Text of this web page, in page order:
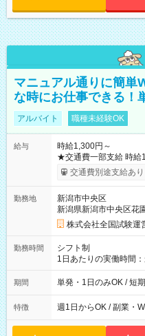
マニュアル通りに簡単
な時にお仕事できる！
アルバイト 職種未経験OK
給与
時給1,300円～
★交通費一部支給 時給1,300円～ ※試験・役割により手当あり
※勤務回数により昇給
り！】 希望される場
例】 ・河合塾模擬試験
×8時間＝日収10,400円
円の場合あり ・国家
円（役割手当＋100円）×6
間】試用期間なし
交通費別途支給あり
勤務地
新潟市中央区
新潟県新潟市中央区花
株式会社全国試験運
勤務時間
シフト制
1日あたりの実働時間
間は 試験により異な
期間 単発・1日のみOK / 短
特徴 週1日からOK / 副業・